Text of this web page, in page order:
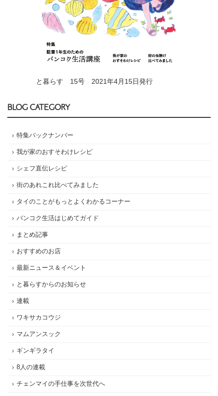
と暮らす 15号 2021年4月15日発行
BLOG CATEGORY
特集バックナンバー
我が家のおすそわけレシピ
シェフ直伝レシピ
街のあれこれ比べてみました
タイのことがもっとよくわかるコーナー
バンコク生活はじめてガイド
まとめ記事
おすすめのお店
最新ニュース＆イベント
と暮らすからのお知らせ
連載
ワキサカコウジ
マムアンスック
ギンギラタイ
8人の連載
チェンマイの手仕事を次世代へ